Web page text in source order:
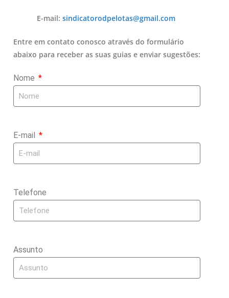
E-mail: sindicatorodpelotas@gmail.com
Entre em contato conosco através do formulário
abaixo para receber as suas guias e enviar sugestões:
Nome
E-mail
Telefone
Assunto